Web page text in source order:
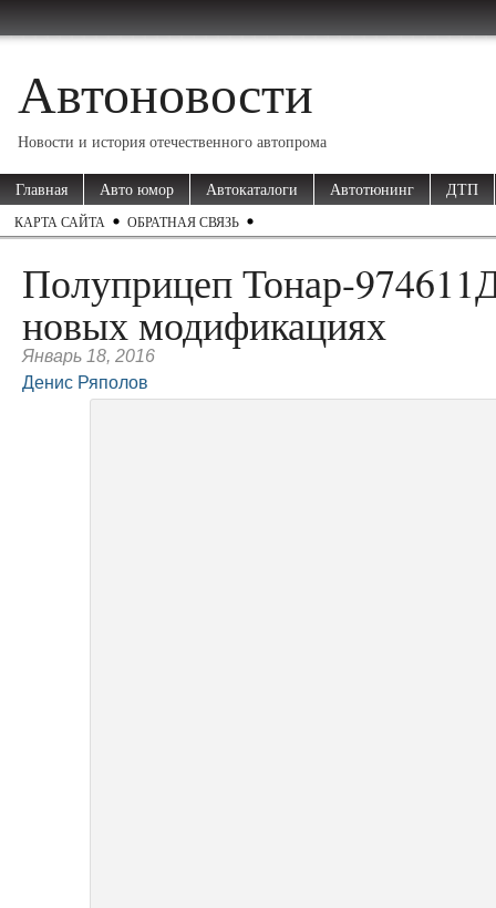
Автоновости
Новости и история отечественного автопрома
Главная Авто юмор Автокаталоги Автотюнинг ДТП
КАРТА САЙТА ОБРАТНАЯ СВЯЗЬ
Полуприцеп Тонар-
новых модификациях
Январь 18, 2016
Денис Ряполов